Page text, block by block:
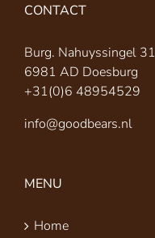
CONTACT
Burg. Nahuyssingel 31
6981 AD Doesburg
+31(0)6 48954529
info@goodbears.nl
MENU
Home